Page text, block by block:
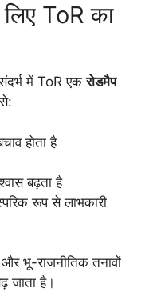
ToR का
में ToR एकरोडमैप
होता है
बढ़ता है
रूप से लाभकारी
भू-राजनीतिक तनावों
जाता है।